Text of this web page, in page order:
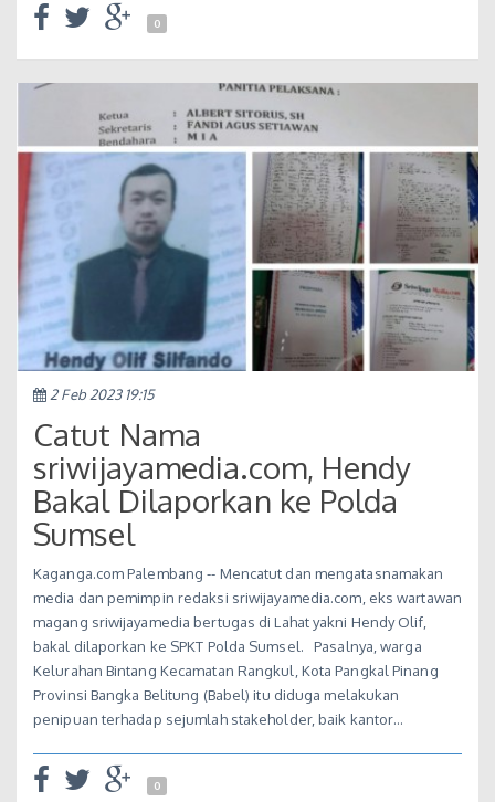
0
2 Feb 2023 19:15
Catut Nama
sriwijayamedia.com, Hendy
Bakal Dilaporkan ke Polda
Sumsel
Kaganga.com Palembang -- Mencatut dan mengatasnamakan
media dan pemimpin redaksi sriwijayamedia.com, eks wartawan
magang sriwijayamedia bertugas di Lahat yakni Hendy Olif,
bakal dilaporkan ke SPKT Polda Sumsel. Pasalnya, warga
Kelurahan Bintang Kecamatan Rangkul, Kota Pangkal Pinang
Provinsi Bangka Belitung (Babel) itu diduga melakukan
penipuan terhadap sejumlah stakeholder, baik kantor…
0